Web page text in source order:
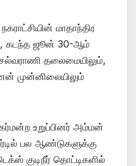
மாதாந்திர
கடந்த ஜூன் 30-ஆம்
தலைமையிலும்,
முன்னிலையிலும்
உறுப்பினர் அம்மன்
பல ஆண்டுகளுக்கு
குடிநீர் தொட்டிகளில்